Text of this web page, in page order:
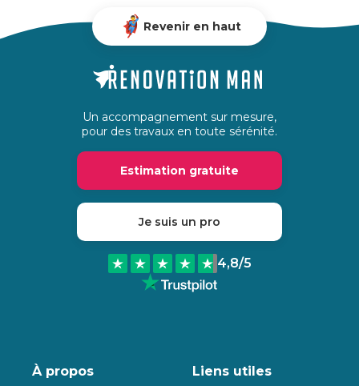
Revenir en haut
Un accompagnement sur mesure,
pour des travaux en toute sérénité.
Estimation gratuite
Je suis un pro
4,8/5
À propos Liens utiles